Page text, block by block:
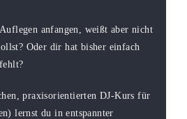
anfangen, weißt aber nicht
Oder dir hat bisher einfach
praxisorientierten DJ-Kurs für
lernst du in entspannter